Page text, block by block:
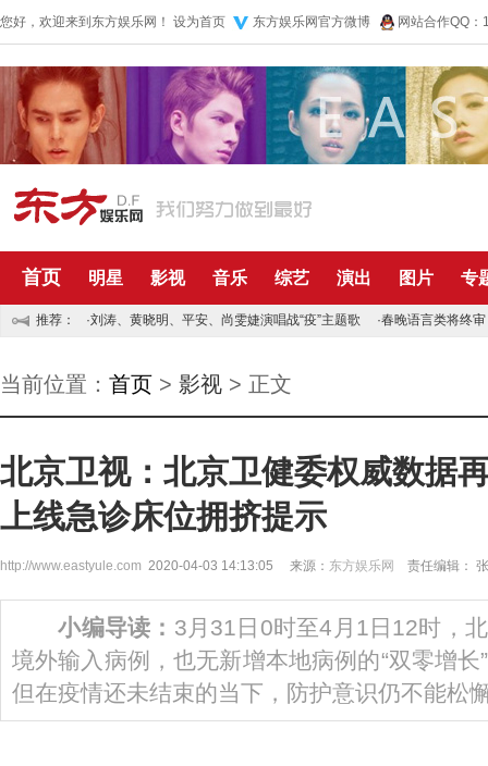
您好，欢迎来到东方娱乐网！ 设为首页 东方娱乐网官方微博 网站合作QQ
首页 明星 影视 音乐 综艺 演出 图片 专
推荐： ·刘涛、黄晓明、平安、尚雯婕演唱战“疫”主题歌 ·春晚语言类将终
当前位置： 首页 > 影视 > 正文
北京卫视：北京卫健委权威数据
上线急诊床位拥挤提示
http://www.eastyule.com 2020-04-03 14:13:05 来源： 东方娱乐网 责任编辑：
小编导读： 3月31日0时至4月1日12时，
境外输入病例，也无新增本地病例的“双零增
但在疫情还未结束的当下，防护意识仍不能松